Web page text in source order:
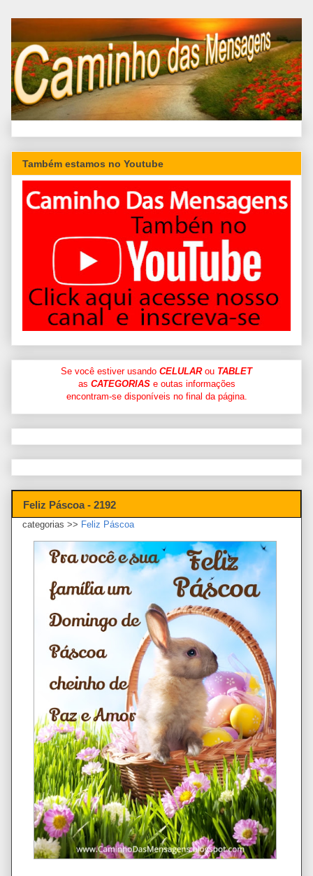
Também estamos no Youtube
Se você estiver usando CELULARou TABLET
as CATEGORIASe outas informações
encontram-se disponíveis no final da página.
Feliz Páscoa - 2192
categorias >> Feliz Páscoa